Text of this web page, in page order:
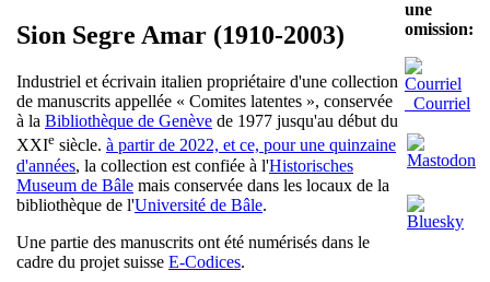
Sion Segre Amar (1910-2003)
Industriel et écrivain italien propriétaire d'une collection
de manuscrits appellée « Comites latentes », conservée
à la Bibliothèque de Genève de 1977 jusqu'au début du
XXIe siècle. à partir de 2022, et ce, pour une quinzaine
d'années, la collection est confiée à l'Historisches
Museum de Bâle mais conservée dans les locaux de la
bibliothèque de l'Université de Bâle.
Une partie des manuscrits ont été numérisés dans le
cadre du projet suisse E-Codices.
une
omission:
Courriel